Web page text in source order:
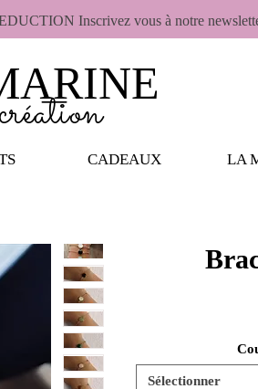
Inscrivez vous à notre
CADEAUX LA
Sélectionner